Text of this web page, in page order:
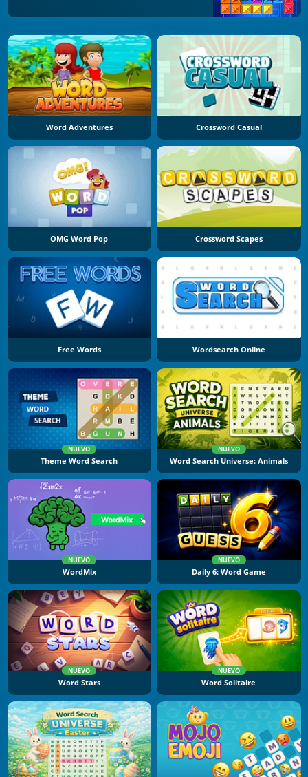
Word Adventures Crossword Casual
OMG Word Pop Crossword Scapes
Free Words Wordsearch Online
NUEVO
Theme Word Search
NUEVO
Word Search Universe: Animals
NUEVO
WordMix
NUEVO
Daily 6: Word Game
NUEVO
Word Stars
NUEVO
Word Solitaire